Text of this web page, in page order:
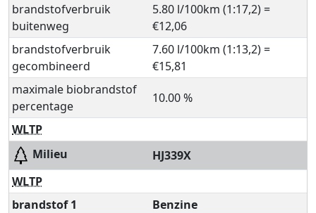
brandstofverbruik
buitenweg
5.80 l/100km (1:17,2) =
€12,06
brandstofverbruik
gecombineerd
7.60 l/100km (1:13,2) =
€15,81
maximale biobrandstof
percentage
10.00 %
WLTP
Milieu
HJ339X
WLTP
brandstof 1
Benzine